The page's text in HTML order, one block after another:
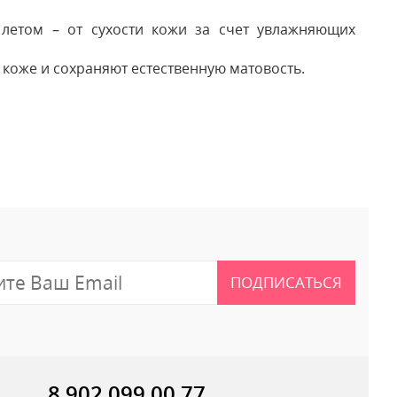
– от сухости кожи за счет увлажняющих
и сохраняют естественную матовость.
ПОДПИСАТЬСЯ